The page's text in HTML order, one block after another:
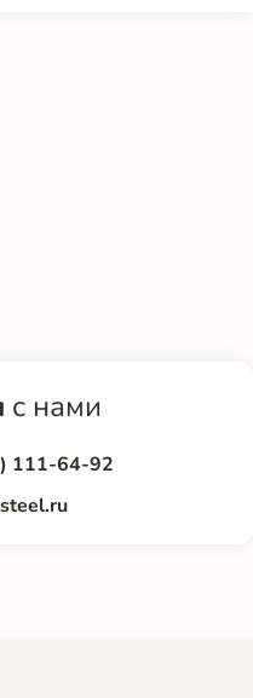
с нами
111-64-92